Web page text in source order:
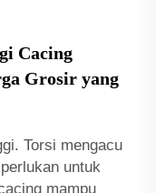
Cacing
Grosir yang
Torsi mengacu
untuk
mampu